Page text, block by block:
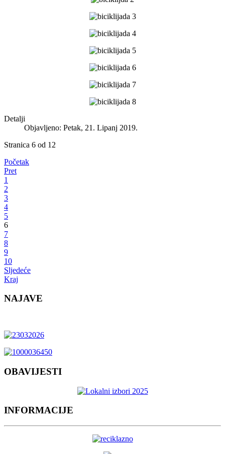
Detalji
Objavljeno: Petak, 21. Lipanj 2019.
Stranica 6 od 12
Početak
Pret
1
2
3
4
5
6
7
8
9
10
Sljedeće
Kraj
NAJAVE
OBAVIJESTI
INFORMACIJE